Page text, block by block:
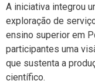
A iniciativa integrou
exploração de
ensino superior em
participantes uma
que sustenta a
científico.